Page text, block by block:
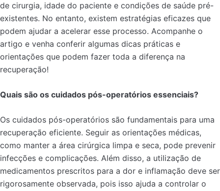
de cirurgia, idade do paciente e condições de saúde pré-
existentes. No entanto, existem estratégias eficazes que
podem ajudar a acelerar esse processo. Acompanhe o
artigo e venha conferir algumas dicas práticas e
orientações que podem fazer toda a diferença na
recuperação!
Quais são os cuidados pós-operatórios essenciais?
Os cuidados pós-operatórios são fundamentais para uma
recuperação eficiente. Seguir as orientações médicas,
como manter a área cirúrgica limpa e seca, pode prevenir
infecções e complicações. Além disso, a utilização de
medicamentos prescritos para a dor e inflamação deve ser
rigorosamente observada, pois isso ajuda a controlar o